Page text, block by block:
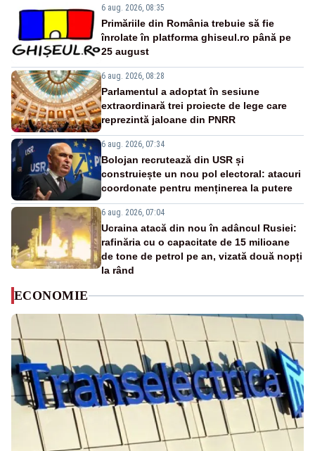
6 aug. 2026, 08:35
Primăriile din România trebuie să fie
înrolate în platforma ghiseul.ro până pe
25 august
6 aug. 2026, 08:28
Parlamentul a adoptat în sesiune
extraordinară trei proiecte de lege care
reprezintă jaloane din PNRR
6 aug. 2026, 07:34
Bolojan recrutează din USR și
construiește un nou pol electoral: atacuri
coordonate pentru menținerea la putere
6 aug. 2026, 07:04
Ucraina atacă din nou în adâncul Rusiei:
rafinăria cu o capacitate de 15 milioane
de tone de petrol pe an, vizată două nopți
la rând
ECONOMIE